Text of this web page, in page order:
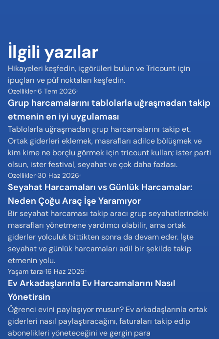
İlgili yazılar
Hikayeleri keşfedin, içgörüleri bulun ve Tricount için
ipuçları ve püf noktaları keşfedin.
Özellikler 6 Tem 2026
Grup harcamalarını tablolarla uğraşmadan takip
etmenin en iyi uygulaması
Tablolarla uğraşmadan grup harcamalarını takip et.
Ortak giderleri eklemek, masrafları adilce bölüşmek ve
kim kime ne borçlu görmek için tricount kullan; ister parti
olsun, ister festival, seyahat ve çok daha fazlası.
Özellikler 30 Haz 2026
Seyahat Harcamaları vs Günlük Harcamalar:
Neden Çoğu Araç İşe Yaramıyor
Bir seyahat harcaması takip aracı grup seyahatlerindeki
masrafları yönetmene yardımcı olabilir, ama ortak
giderler yolculuk bittikten sonra da devam eder. İşte
seyahat ve günlük harcamaları adil bir şekilde takip
etmenin yolu.
Yaşam tarzı 16 Haz 2026
Ev Arkadaşlarınla Ev Harcamalarını Nasıl
Yönetirsin
Öğrenci evini paylaşıyor musun? Ev arkadaşlarınla ortak
giderleri nasıl paylaştıracağını, faturaları takip edip
abonelikleri yöneteceğini ve gergin para